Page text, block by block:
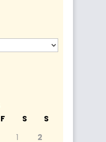
F S
S
1
2